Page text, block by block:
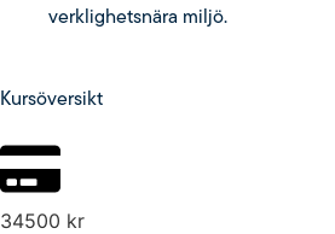
verklighetsnära miljö.
Kursöversikt
34500 kr